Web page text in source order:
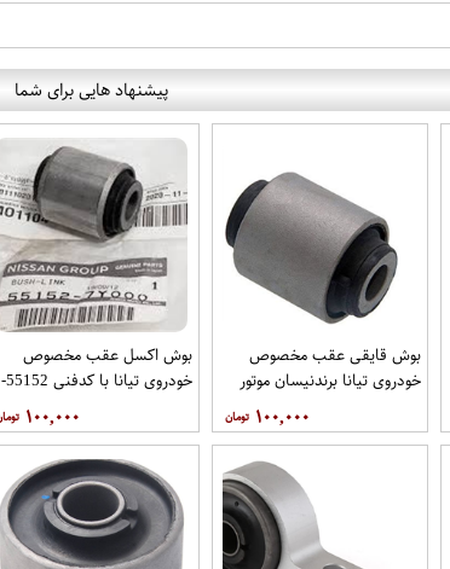
پیشنهاد هایی برای شما
بوش قایقی عقب مخصوص
خودروی تیانا برندنیسان موتور
۱۰۰,۰۰۰
بوش اکسل عقب مخصوص
خودروی تیانا با کدفنی 55152-
7y000 برندنیسان موتور فروشگاه
مگاموتور
۱۰۰,۰۰۰